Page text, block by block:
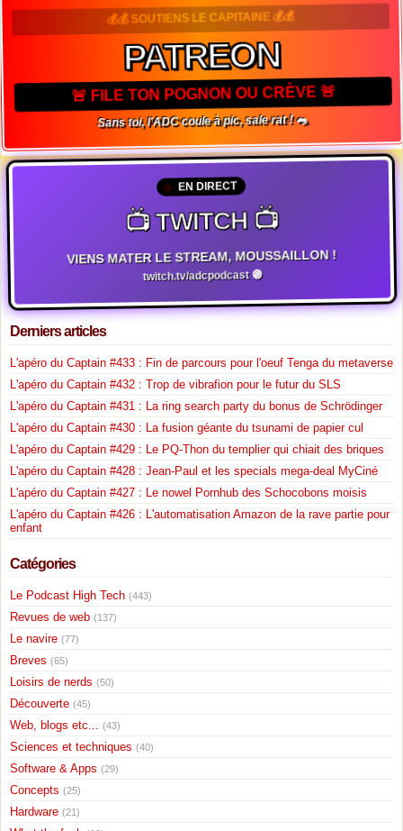
💰💰 SOUTIENS LE CAPITAINE 💰💰
PATREON
🚨 FILE TON POGNON OU CRÈVE 🚨
Sans toi, l'ADC coule à pic, sale rat ! 🐀
EN DIRECT
📺 TWITCH 📺
VIENS MATER LE STREAM, MOUSSAILLON !
twitch.tv/adcpodcast 🟣
Derniers articles
L'apéro du Captain #433 : Fin de parcours pour l'oeuf Tenga du metaverse
L'apéro du Captain #432 : Trop de vibrafion pour le futur du SLS
L'apéro du Captain #431 : La ring search party du bonus de Schrödinger
L'apéro du Captain #430 : La fusion géante du tsunami de papier cul
L'apéro du Captain #429 : Le PQ-Thon du templier qui chiait des briques
L'apéro du Captain #428 : Jean-Paul et les specials mega-deal MyCiné
L'apéro du Captain #427 : Le nowel Pornhub des Schocobons moisis
L'apéro du Captain #426 : L'automatisation Amazon de la rave partie pour
enfant
Catégories
Le Podcast High Tech (443)
Revues de web (137)
Le navire (77)
Breves (65)
Loisirs de nerds (50)
Découverte (45)
Web, blogs etc... (43)
Sciences et techniques (40)
Software & Apps (29)
Concepts (25)
Hardware (21)